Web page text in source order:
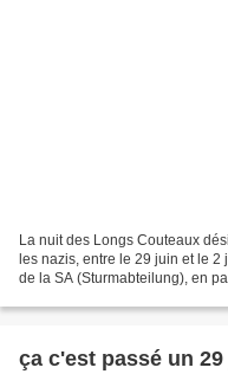
La nuit des Longs Couteaux
les nazis, entre le 29 juin et le
de la SA (Sturmabteilung), en
ça c'est passé un